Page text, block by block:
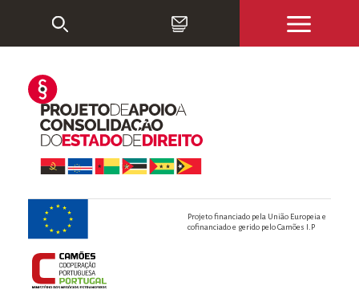
Projeto financiado pela União Europeia e
cofinanciado e gerido pelo Camões I.P